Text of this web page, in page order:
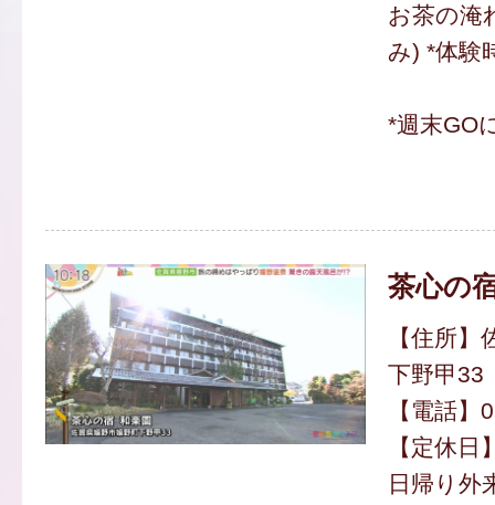
お茶の淹
み) *体験
*週末GO
茶心の
【住所
下野甲33
【電話
【定休日
日帰り外